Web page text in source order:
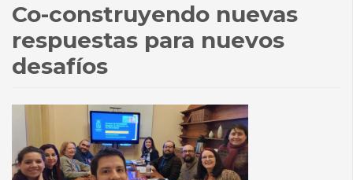
Co-construyendo nuevas
respuestas para nuevos
desafíos